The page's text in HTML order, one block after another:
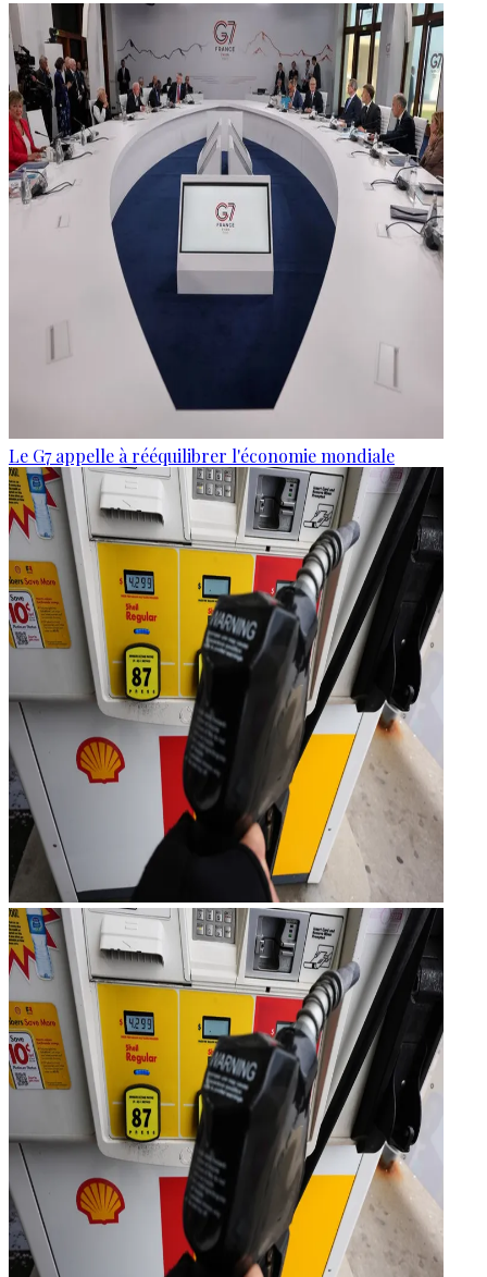
Le G7 appelle à rééquilibrer l'économie mondiale